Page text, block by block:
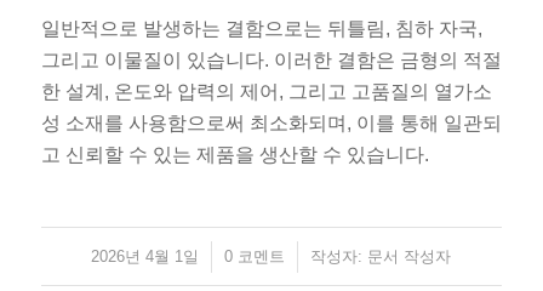
일반적으로 발생하는 결함으로는 뒤틀림, 침하 자국,
그리고 이물질이 있습니다. 이러한 결함은 금형의 적절
한 설계, 온도와 압력의 제어, 그리고 고품질의 열가소
성 소재를 사용함으로써 최소화되며, 이를 통해 일관되
고 신뢰할 수 있는 제품을 생산할 수 있습니다.
2026년 4월 1일
/ 0 코멘트
/ 작성자: 문서 작성자